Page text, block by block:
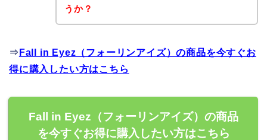
うか？
⇒ Fall in Eyez（フォーリンアイズ）の商品を今すぐお
得に購入したい方はこちら
Fall in Eyez（フォーリンアイズ）の商品
を今すぐお得に購入したい方はこちら